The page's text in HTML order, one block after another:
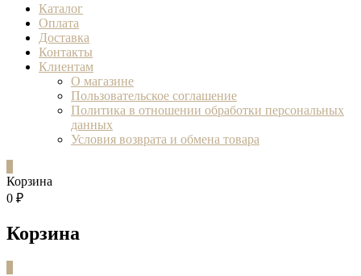
Каталог
Оплата
Доставка
Контакты
Клиентам
О магазине
Пользовательское соглашение
Политика в отношении обработки персональных
данных
Условия возврата и обмена товара
Корзина
0 ₽
Корзина